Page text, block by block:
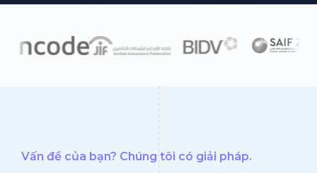
Vấn đề của bạn? Chúng tôi có giải pháp.